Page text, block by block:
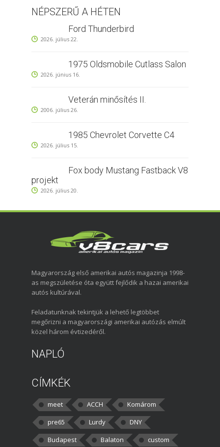
NÉPSZERŰ A HÉTEN
Ford Thunderbird
2026. július 22.
1975 Oldsmobile Cutlass Salon
2026. június 16.
Veterán minősítés II.
2006. július 26.
1985 Chevrolet Corvette C4
2026. július 15.
Fox body Mustang Fastback V8
projekt
2026. július 20.
Magyarország első amerikai autós magazinja 1998-
as megszületése óta együtt fejlődik a hazai amerikai
autós kultúrával.
Feladatunknak tekintjük a lehető legtöbbet
megőrizni a magyarországi amerikai autózás elmúlt
közel három évtizedéről.
NAPLÓ
CÍMKÉK
meet ACCH
Komárom
pre65
Lurdy
DNY
Budapest
Balaton custom